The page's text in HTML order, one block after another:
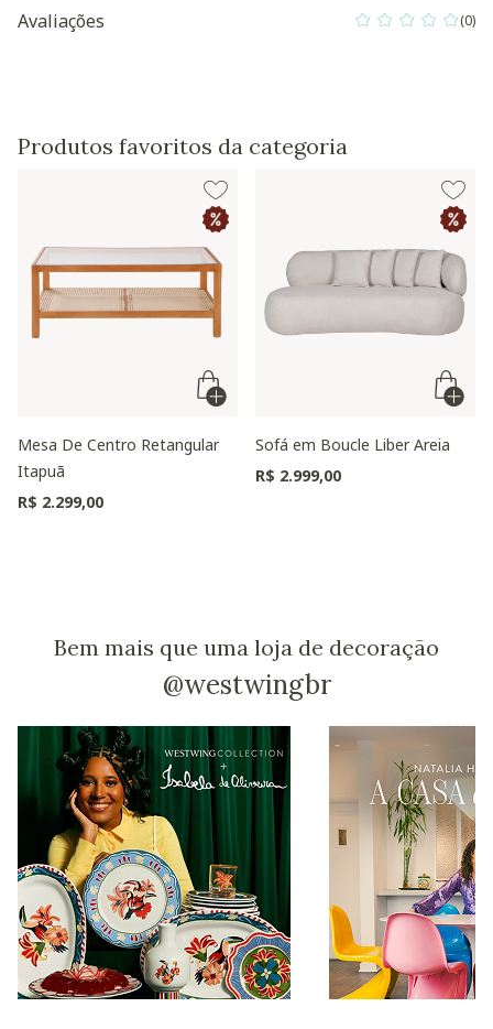
Avaliações 0 out of 5 (0)
Produtos favoritos da categoria
Mesa De Centro Retangular
Itapuã
R$ 2.299,00
Sofá em Boucle Liber Areia
R$ 2.999,00
Bem mais que uma loja de decoração
@westwingbr